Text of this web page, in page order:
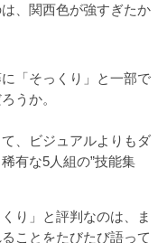
、関西色が強すぎたか
「そっくり」と一部で
うか。
、ビジュアルよりもダ
有な5人組の”技能集
り」と評判なのは、ま
ことをたびたび語って